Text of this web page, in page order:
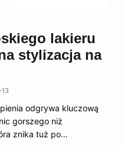
lakieru
stylizacja na
odgrywa kluczową
gorszego niż
znika tuż po…